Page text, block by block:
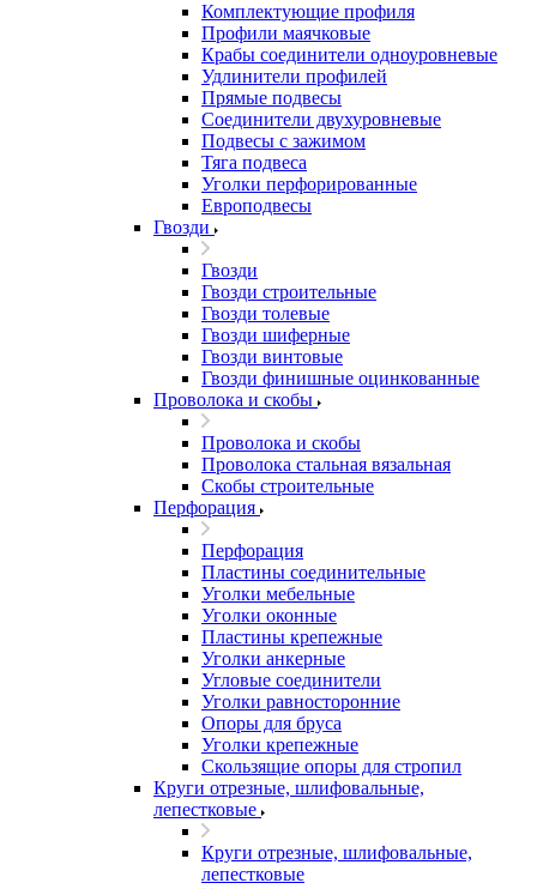
Комплектующие профиля
Профили маячковые
Крабы соединители одноуровневые
Удлинители профилей
Прямые подвесы
Соединители двухуровневые
Подвесы с зажимом
Тяга подвеса
Уголки перфорированные
Европодвесы
Гвозди
Гвозди
Гвозди строительные
Гвозди толевые
Гвозди шиферные
Гвозди винтовые
Гвозди финишные оцинкованные
Проволока и скобы
Проволока и скобы
Проволока стальная вязальная
Скобы строительные
Перфорация
Перфорация
Пластины соединительные
Уголки мебельные
Уголки оконные
Пластины крепежные
Уголки анкерные
Угловые соединители
Уголки равносторонние
Опоры для бруса
Уголки крепежные
Скользящие опоры для стропил
Круги отрезные, шлифовальные,
лепестковые
Круги отрезные, шлифовальные,
лепестковые